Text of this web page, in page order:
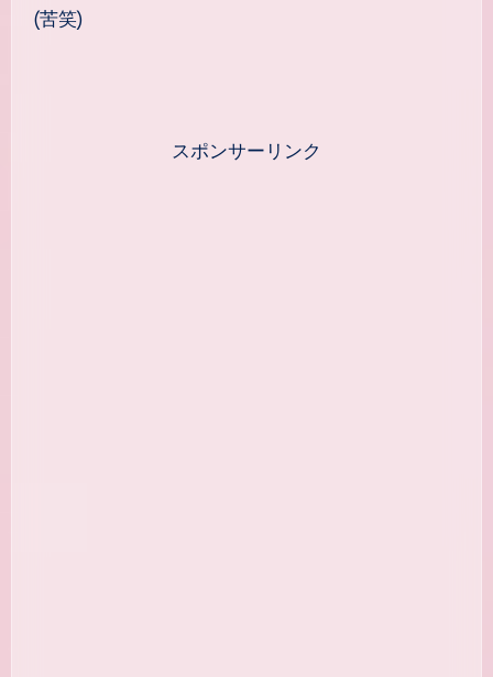
(苦笑)
スポンサーリンク